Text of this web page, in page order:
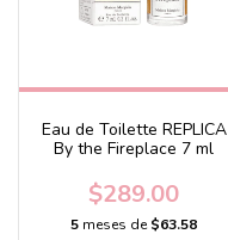
Eau de Toilette REPLICA
By the Fireplace 7 ml
$289.00
5 meses de$63.58